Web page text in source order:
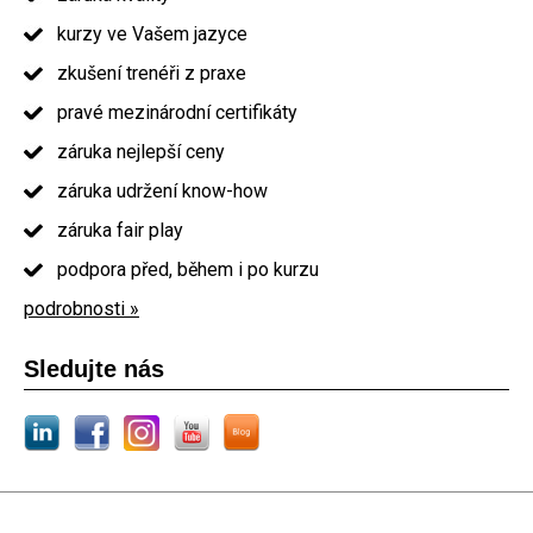
kurzy ve Vašem jazyce
zkušení trenéři z praxe
pravé mezinárodní certifikáty
záruka nejlepší ceny
záruka udržení know-how
záruka fair play
podpora před, během i po kurzu
podrobnosti »
Sledujte nás